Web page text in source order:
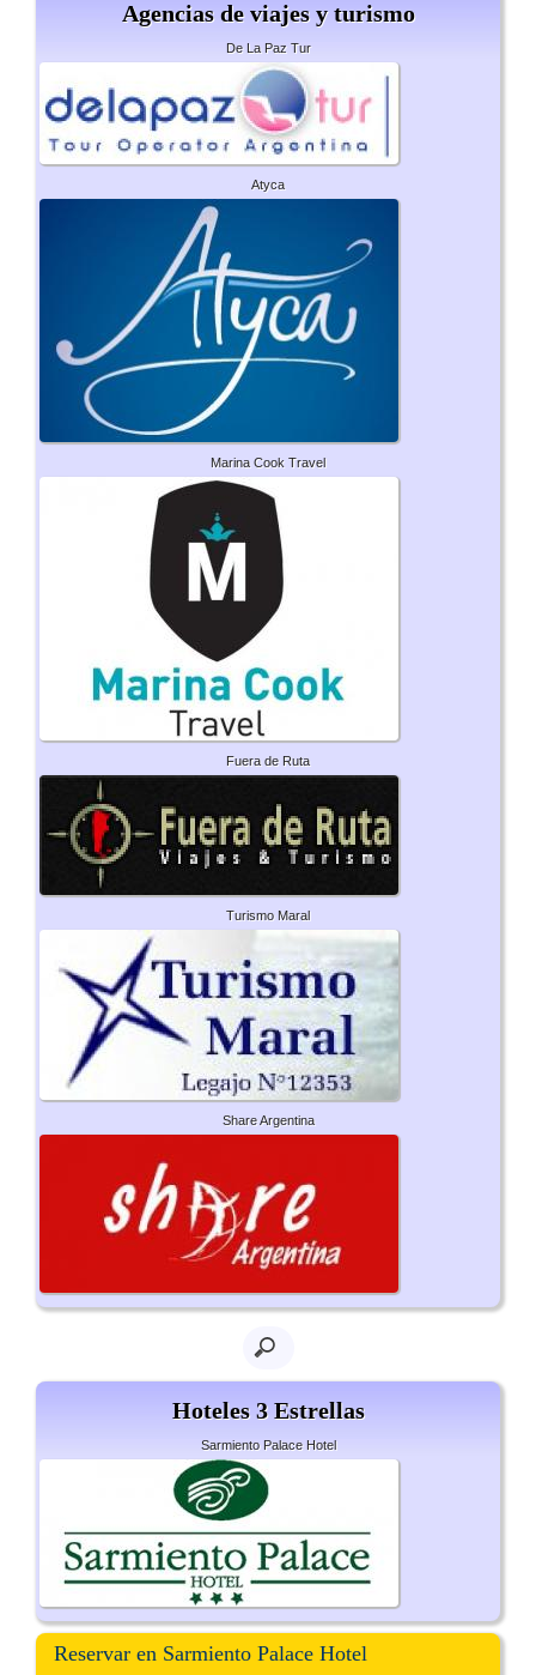
Agencias de viajes y turismo
De La Paz Tur
Atyca
Marina Cook Travel
Fuera de Ruta
Turismo Maral
Share Argentina
Hoteles 3 Estrellas
Sarmiento Palace Hotel
Reservar en Sarmiento Palace Hotel